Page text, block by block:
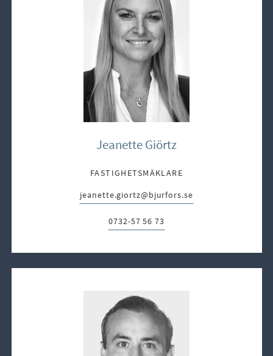
Jeanette Giörtz
FASTIGHETSMÄKLARE
E-post:
jeanette.giortz@bjurfors.se
Telefon:
0732-57 56 73